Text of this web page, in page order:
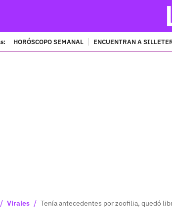
HORÓSCOPO SEMANAL ENCUENTRAN A
/ Virales / Tenía antecedentes por zoofilia, quedó